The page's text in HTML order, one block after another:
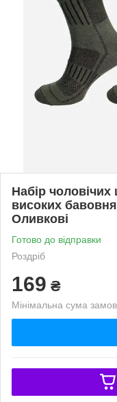
Набір чоловічих
високих
Оливкові
Готово до відправки
Роздріб
169 ₴
Мінімальна сума